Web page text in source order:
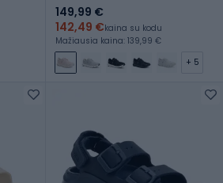
149,99 €
142,49 €kaina su kodu
Mažiausia kaina: 139,99 €
+ 5